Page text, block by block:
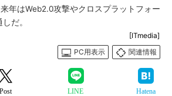
年はWeb2.0攻撃やクロスプラットフォー
だ。
[ITmedia]
PC用表示
関連情報
Post LINE Hatena